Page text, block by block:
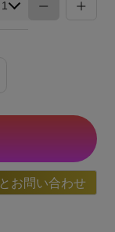
お問い合わせ